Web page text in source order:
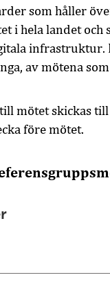
som håller
i hela landet och
infrastruktur.
av mötena
mötet skickas till
före mötet.